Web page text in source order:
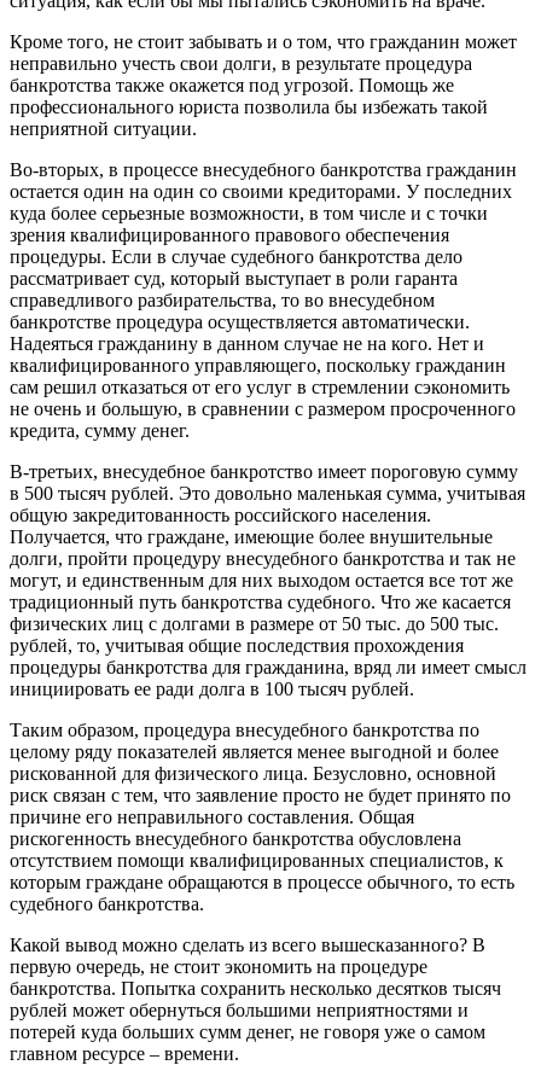
Кроме того, не стоит забывать и о том, что гражданин может
неправильно учесть свои долги, в результате процедура
банкротства также окажется под угрозой. Помощь же
профессионального юриста позволила бы избежать такой
неприятной ситуации.
Во-вторых, в процессе внесудебного банкротства гражданин
остается один на один со своими кредиторами. У последних
куда более серьезные возможности, в том числе и с точки
зрения квалифицированного правового обеспечения
процедуры. Если в случае судебного банкротства дело
рассматривает суд, который выступает в роли гаранта
справедливого разбирательства, то во внесудебном
банкротстве процедура осуществляется автоматически.
Надеяться гражданину в данном случае не на кого. Нет и
квалифицированного управляющего, поскольку гражданин
сам решил отказаться от его услуг в стремлении сэкономить
не очень и большую, в сравнении с размером просроченного
кредита, сумму денег.
В-третьих, внесудебное банкротство имеет пороговую сумму
в 500 тысяч рублей. Это довольно маленькая сумма, учитывая
общую закредитованность российского населения.
Получается, что граждане, имеющие более внушительные
долги, пройти процедуру внесудебного банкротства и так не
могут, и единственным для них выходом остается все тот же
традиционный путь банкротства судебного. Что же касается
физических лиц с долгами в размере от 50 тыс. до 500 тыс.
рублей, то, учитывая общие последствия прохождения
процедуры банкротства для гражданина, вряд ли имеет смысл
инициировать ее ради долга в 100 тысяч рублей.
Таким образом, процедура внесудебного банкротства по
целому ряду показателей является менее выгодной и более
рискованной для физического лица. Безусловно, основной
риск связан с тем, что заявление просто не будет принято по
причине его неправильного составления. Общая
рискогенность внесудебного банкротства обусловлена
отсутствием помощи квалифицированных специалистов, к
которым граждане обращаются в процессе обычного, то есть
судебного банкротства.
Какой вывод можно сделать из всего вышесказанного? В
первую очередь, не стоит экономить на процедуре
банкротства. Попытка сохранить несколько десятков тысяч
рублей может обернуться большими неприятностями и
потерей куда больших сумм денег, не говоря уже о самом
главном ресурсе – времени.